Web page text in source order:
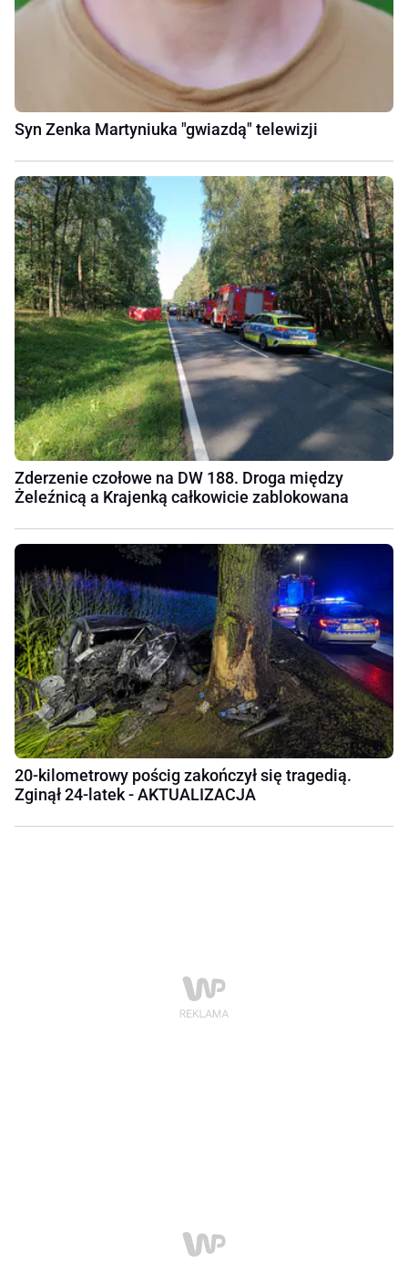
Syn Zenka Martyniuka "gwiazdą" telewizji
Zderzenie czołowe na DW 188. Droga między
Żeleźnicą a Krajenką całkowicie zablokowana
20-kilometrowy pościg zakończył się tragedią.
Zginął 24-latek - AKTUALIZACJA